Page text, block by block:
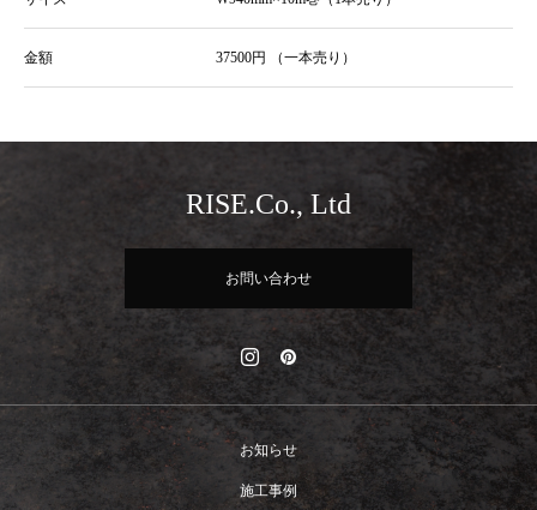
金額 37500円 （⼀本売り）
RISE.Co., Ltd
お問い合わせ
お知らせ
施工事例